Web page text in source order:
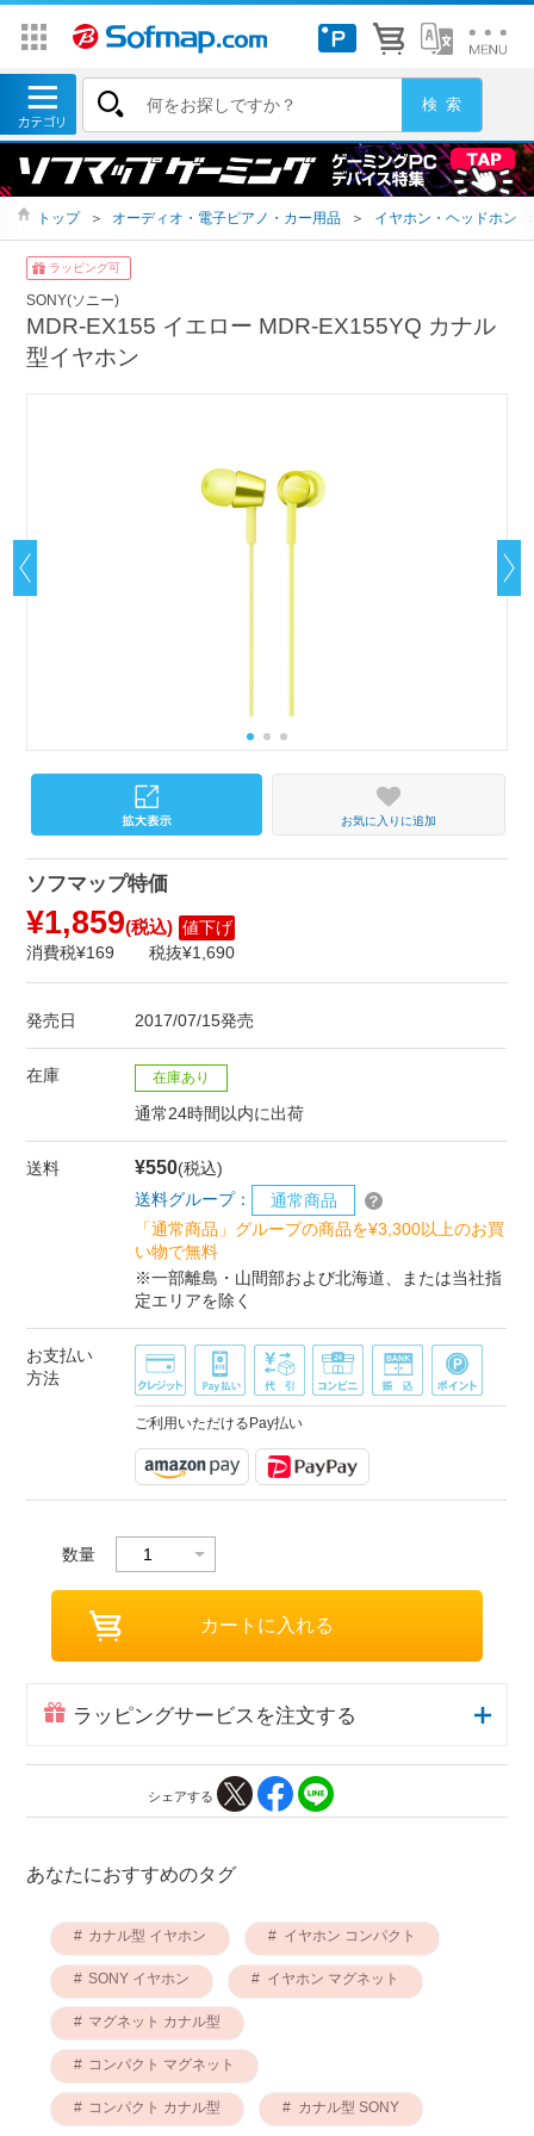
トップ ＞ オーディオ・電子ピアノ・カー用品 ＞ イヤホン・ヘッドホン
ラッピング可
SONY(ソニー)
MDR-EX155 イエロー MDR-EX155YQ カナル
型イヤホン
お気に入りに追加
ソフマップ特価
¥1,859(税込) 値下げ
消費税¥169
税抜¥1,690
発売日 2017/07/15発売
在庫 在庫あり
通常24時間以内に出荷
送料 ¥550(税込)
送料グループ：
通常商品
「通常商品」グループの商品を¥3,300以上のお買
い物で無料
※一部離島・山間部および北海道、または当社指
定エリアを除く
お支払い
方法
ご利用いただけるPay払い
数量
ラッピングサービスを注文する
シェアする
あなたにおすすめのタグ
カナル型 イヤホン イヤホン コンパクト
SONY イヤホン イヤホン マグネット
マグネット カナル型
コンパクト マグネット
コンパクト カナル型 カナル型 SONY